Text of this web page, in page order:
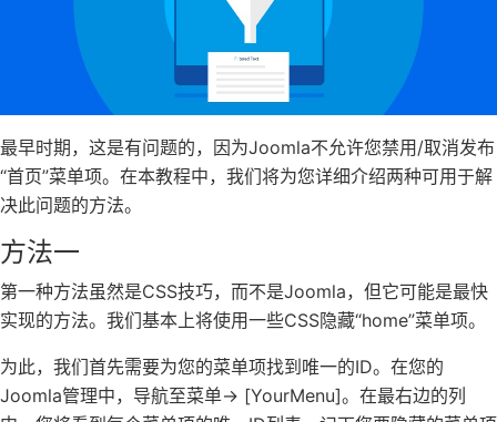
最早时期，这是有问题的，因为Joomla不允许您禁用/取消发布
“首页”菜单项。在本教程中，我们将为您详细介绍两种可用于解
决此问题的方法。
方法一
第一种方法虽然是CSS技巧，而不是Joomla，但它可能是最快
实现的方法。我们基本上将使用一些CSS隐藏“home”菜单项。
为此，我们首先需要为您的菜单项找到唯一的ID。在您的
Joomla管理中，导航至菜单-> [YourMenu]。在最右边的列